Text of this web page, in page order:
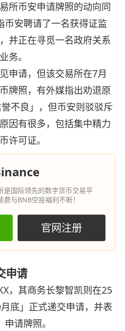
所币安申请牌照的动向同
币安聘请了一名获得证监
并正在寻觅一名政府关系
务。
申请，但该交易所在7月
牌照，有外媒指出劝退原
不良」，但币安则驳驳斥
因有很多，包括集中精力
许可证。
是国际领先的数字货币交易平
费与BNB空投福利不断！
官网注册
申请
，其商务长黎智凯则在25
底」正式递交申请，并表
请牌照。